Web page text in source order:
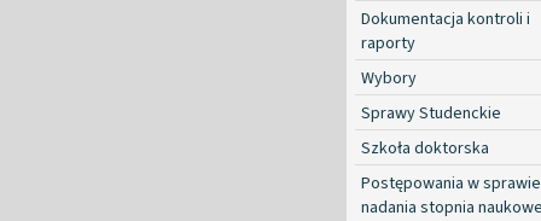
Dokumentacja kontroli i
raporty
Wybory
Sprawy Studenckie
Szkoła doktorska
Postępowania w sprawie
nadania stopnia